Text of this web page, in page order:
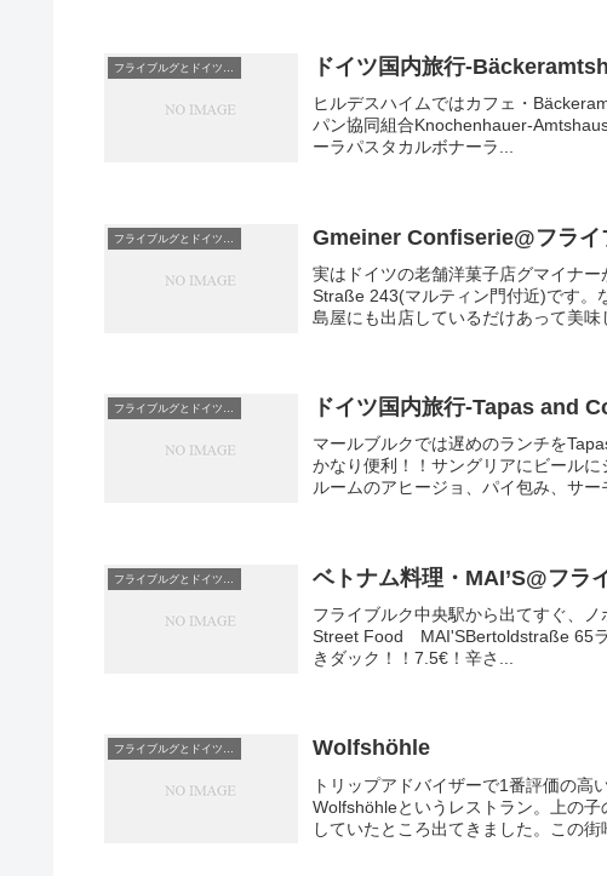
フライブルグとドイツグルメ ドイツ国内旅行-
ヒルデスハイムではカフェ・
パン協同組合Knochenhauer-
ーラパスタカルボナーラ...
Gmeiner Confiserie@フライ
実はドイツの老舗洋菓子店グマイナ
Straße 243(マルティン門付近)です。
島屋にも出店しているだけあって美味
フライブルグとドイツグルメ ドイツ国内旅行-Tapas and
マールブルクでは遅めのランチを
かなり便利！！サングリアにビール
ルームのアヒージョ、パイ包み、サ
ベトナム料理・MAI’S@フラ
フライブルク中央駅から出てすぐ、
Street Food MAI'SBertoldstraße 65
きダック！！7.5€！辛さ...
フライブルグとドイツグルメ Wolfshöhle
トリップアドバイザーで1番評価の高
Wolfshöhleというレストラン。上の
していたところ出てきました。この街